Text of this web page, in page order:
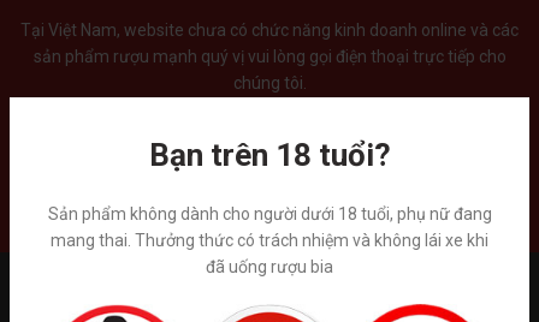
Bạn trên 18 tuổi?
Sản phẩm không dành cho người dưới 18 tuổi, phụ nữ đang
mang thai. Thưởng thức có trách nhiệm và không lái xe khi
đã uống rượu bia
Tại Việt Nam, website chưa có chức năng kinh doanh online và các
sản phẩm rượu mạnh quý vị vui lòng gọi điện thoại trực tiếp cho
chúng tôi.
Liên hệ
Tuân thủ Nghị định số 185/2013/NĐ-CP của Chính phủ và luật